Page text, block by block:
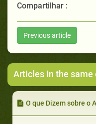
Compartilhar :
Previous article
Articles in the same
O que Dizem sobre o